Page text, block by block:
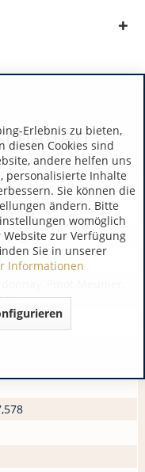
Noir
Erlebnis zu bieten,
diesen Cookies sind
andere helfen uns
personalisierte Inhalte
Sie können die
ändern. Bitte
womöglich
zur Verfügung
Sie in unserer
Informationen